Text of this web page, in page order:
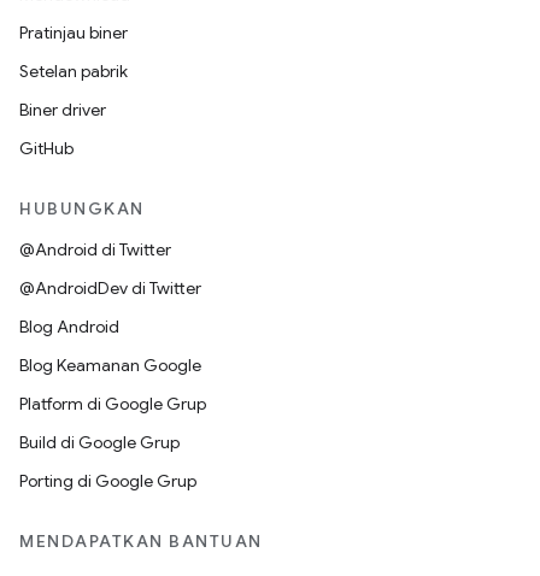
Pratinjau biner
Setelan pabrik
Biner driver
GitHub
HUBUNGKAN
@Android di Twitter
@AndroidDev di Twitter
Blog Android
Blog Keamanan Google
Platform di Google Grup
Build di Google Grup
Porting di Google Grup
MENDAPATKAN BANTUAN